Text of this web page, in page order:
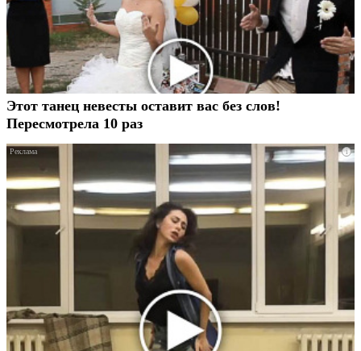
Этот танец невесты оставит вас без слов!
Пересмотрела 10 раз
i